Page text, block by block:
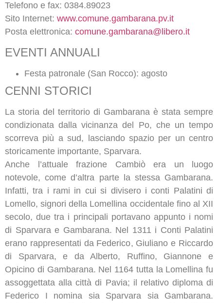
Telefono e fax: 0384.89023
Sito Internet: www.comune.gambarana.pv.it
Posta elettronica: comune.gambarana@libero.it
EVENTI ANNUALI
Festa patronale (San Rocco): agosto
CENNI STORICI
La storia del territorio di Gambarana è stata sempre
condizionata dalla vicinanza del Po, che un tempo
scorreva più a sud, lasciando spazio per un centro
storicamente importante, Sparvara.
Anche l’attuale frazione Cambiò era un luogo
notevole, come d’altra parte la stessa Gambarana.
Infatti, tra i rami in cui si divisero i conti Palatini di
Lomello, signori della Lomellina occidentale fino al XII
secolo, due tra i principali portavano appunto i nomi
di Sparvara e Gambarana. Nel 1311 i Conti Palatini
erano rappresentati da Federico, Giuliano e Riccardo
di Sparvara, e da Alberto, Ruffino, Giannone e
Opicino di Gambarana. Nel 1164 tutta la Lomellina fu
assoggettata alla città di Pavia; il relativo diploma di
Federico I nomina sia Sparvara sia Gambarana.